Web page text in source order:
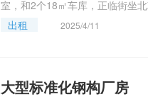
室，和2个18㎡车库，正临街坐
出租
2025/4/11
大型标准化钢构厂房